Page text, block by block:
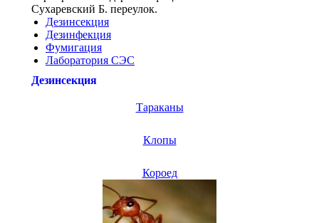
Сухаревский Б. переулок.
Дезинсекция
Дезинфекция
Фумигация
Лаборатория СЭС
Дезинсекция
Тараканы
Клопы
Короед